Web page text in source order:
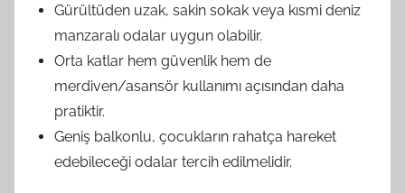
Gürültüden uzak, sakin sokak veya kısmi deniz
manzaralı odalar uygun olabilir.
Orta katlar hem güvenlik hem de
merdiven/asansör kullanımı açısından daha
pratiktir.
Geniş balkonlu, çocukların rahatça hareket
edebileceği odalar tercih edilmelidir.